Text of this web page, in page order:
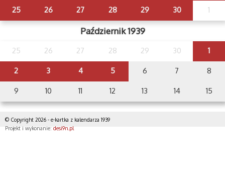
25 26 27 28 29 30 1
Październik 1939
25 26 27 28 29 30 1
2 3 4 5 6 7 8
9 10 11 12 13 14 15
© Copyright 2026 - e-kartka z kalendarza 1939
Projekt i wykonanie: desi9n.pl